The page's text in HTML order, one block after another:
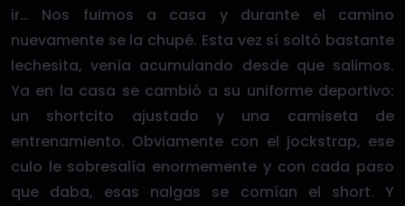
ir… Nos fuimos a casa y durante el camino
nuevamente se la chupé. Esta vez sí soltó bastante
lechesita, venía acumulando desde que salimos.
Ya en la casa se cambió a su uniforme deportivo:
un shortcito ajustado y una camiseta de
entrenamiento. Obviamente con el jockstrap, ese
culo le sobresalía enormemente y con cada paso
que daba, esas nalgas se comían el short. Y